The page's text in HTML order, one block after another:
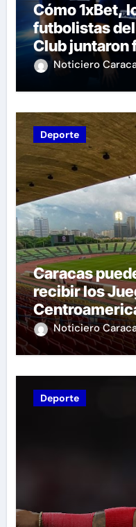
Cómo 1xBet,
futbolistas
Club juntaron
a las familias
Noticiero
Deporte
Caracas
recibir los
tras mas de
Noticiero
Deporte